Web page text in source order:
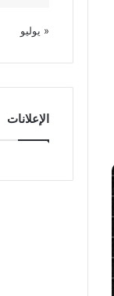
« يوليو
الإعلانات